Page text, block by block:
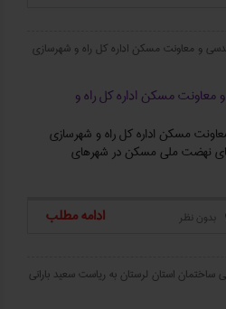
و معاونت مسکن اداره کل راه و شهرسازی
معاونت مسکن اداره کل راه و
مسکن اداره کل راه و شهرسازی
نهضت ملی مسکن در شهرهای
بدون نظر ادامه مطلب
استان لرستان به ریاست سعید بارانی